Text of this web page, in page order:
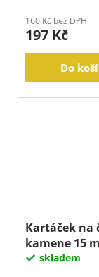
160 Kč bez DPH
197 Kč
Do
Kartáček na
kamene 15
skladem